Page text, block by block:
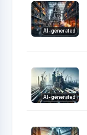
AI-generated
AI-generated